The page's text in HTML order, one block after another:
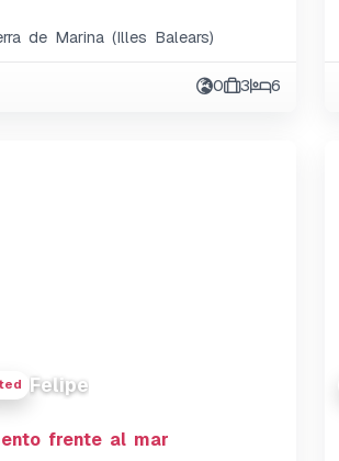
de Marina (Illes Balears)
0 3 6
Felipe
frente al mar